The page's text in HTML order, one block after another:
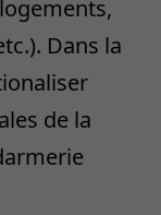
Dans la
de la